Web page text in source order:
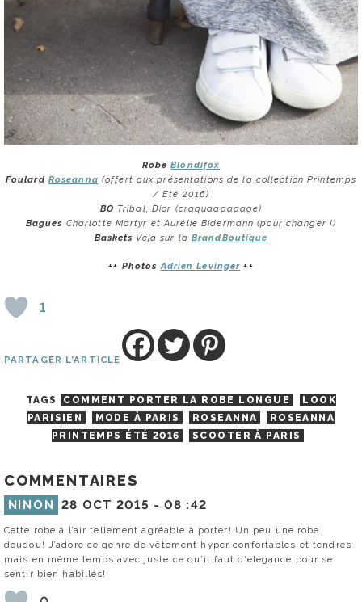
Robe Blondifox
Foulard Roseanna (offert aux présentations de la collection Printemps
/ Eté 2016)
BO Tribal, Dior (craquaaaaaage)
Bagues Charlotte Martyr et Aurélie Bidermann (pour changer !)
Baskets Veja sur la BrandBoutique
++ PhotosAdrien Levinger ++
1
PARTAGER L'ARTICLE
TAGS COMMENT PORTER LA ROBE LONGUE
LOOK
PARISIEN
MODE À PARIS ROSEANNA
ROSEANNA
PRINTEMPS ÉTÉ 2016
SCOOTER À PARIS
COMMENTAIRES
NINON 28 OCT 2015 -08 :42
Cette robe à l’air tellement agréable à porter! Un peu une robe
doudou! J’adore ce genre de vêtement hyper confortables et tendres
mais en même temps avec juste ce qu’il faut d’élégance pour se
sentir bien habillés!